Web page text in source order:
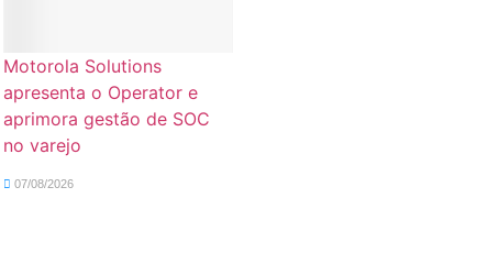
Motorola Solutions
apresenta o Operator e
aprimora gestão de SOC
no varejo
07/08/2026